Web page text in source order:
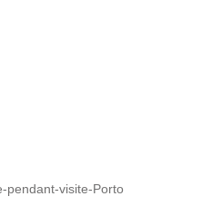
pendant-visite-Porto